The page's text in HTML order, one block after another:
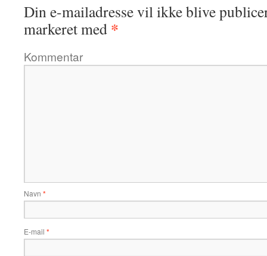
Din e-mailadresse vil ikke blive
markeret med *
Kommentar
Navn *
E-mail *